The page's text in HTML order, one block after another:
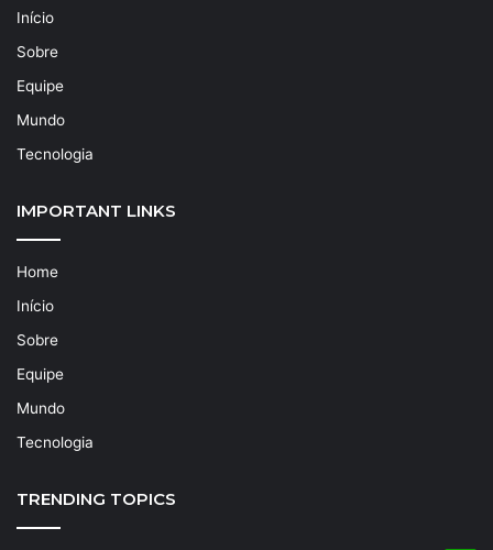
Início
Sobre
Equipe
Mundo
Tecnologia
IMPORTANT LINKS
Home
Início
Sobre
Equipe
Mundo
Tecnologia
TRENDING TOPICS